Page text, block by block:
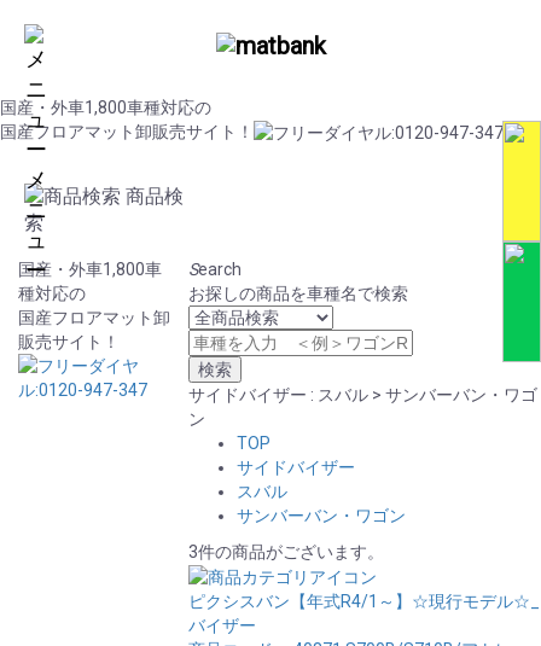
国産・外車1,800車種対応の
国産フロアマット卸販売サイト！
商品検
索
メ
ニ
ュ
ー
国産・外車1,800車
種対応の
国産フロアマット卸
販売サイト！
Search
お探しの商品を車種名で検索
サイドバイザー : スバル > サンバーバン・ワゴ
ン
TOP
サイドバイザー
スバル
サンバーバン・ワゴン
3件の商品がございます。
ピクシスバン【年式R4/1～】☆現行モデル☆_
バイザー